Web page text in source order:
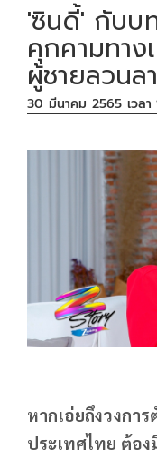
'ซินดี้' กับบ
คุกคามทาง
ผู้ชายลวนล
30 มีนาคม 2565 เวลา
หากเอ่ยถึงวงกา
ประเทศไทย ต้อ